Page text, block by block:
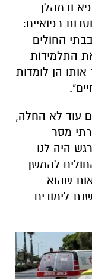
ובמהלך
רפואיים:
החולים
התלמידות
הן לומדות
עוד לא החלה,
מסר
היה לנו
להמשך
שהוא
לימודים